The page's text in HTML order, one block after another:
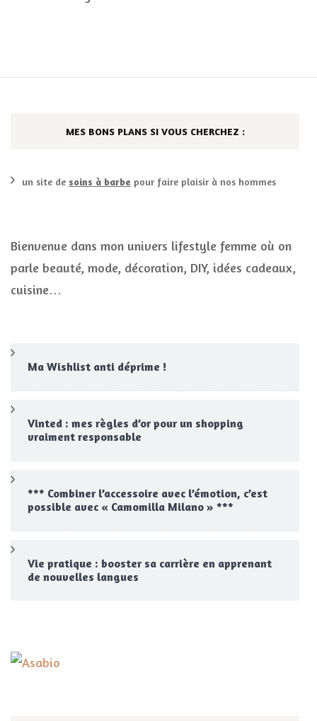
MES BONS PLANS SI VOUS CHERCHEZ :
un site de soins à barbe pour faire plaisir à nos hommes
Bienvenue dans mon univers lifestyle femme où on
parle beauté, mode, décoration, DIY, idées cadeaux,
cuisine…
Ma Wishlist anti déprime !
Vinted : mes règles d’or pour un shopping
vraiment responsable
*** Combiner l’accessoire avec l’émotion, c’est
possible avec « Camomilla Milano » ***
Vie pratique : booster sa carrière en apprenant
de nouvelles langues